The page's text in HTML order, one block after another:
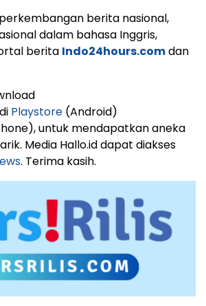
berita nasional,
dalam bahasa Inggris,
berita Indo24hours.comdan
di Playstore (Android)
untuk mendapatkan aneka
Media Hallo.id dapat diakses
. Terima kasih.